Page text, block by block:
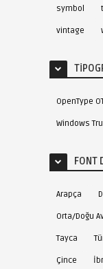
symbol
vintage
OpenType
Windows
FONT
Arapça
Orta/Doğu
Tayca
Çince